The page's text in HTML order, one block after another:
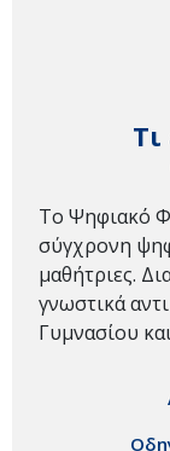
Το Ψηφιακό
σύγχρονη
μαθήτριες.
γνωστικά
Γυμνασίου